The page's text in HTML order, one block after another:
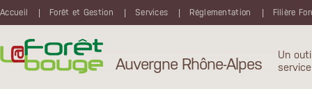
Accueil
Forêt et Gestion Services Réglementation Filière
Auvergne Rhône-Alpes
Un